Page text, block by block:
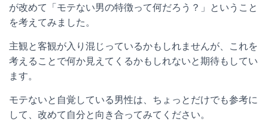
が改めて「モテない男の特徴って何だろう？」ということ
を考えてみました。
主観と客観が入り混じっているかもしれませんが、これを
考えることで何か見えてくるかもしれないと期待もしてい
ます。
モテないと自覚している男性は、ちょっとだけでも参考に
して、改めて自分と向き合ってみてください。